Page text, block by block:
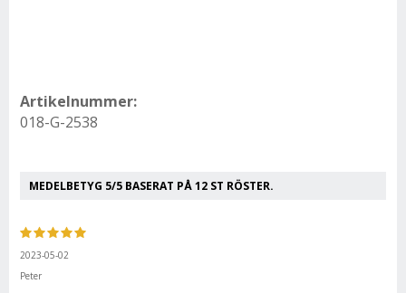
Artikelnummer:
018-G-2538
MEDELBETYG 5/5 BASERAT PÅ12 ST RÖSTER.
2023-05-02
Peter